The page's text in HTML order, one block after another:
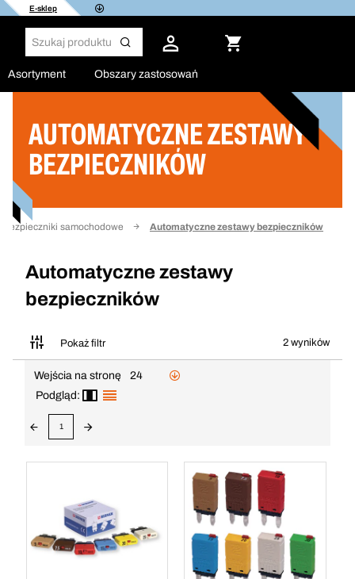
E-sklep
Asortyment Obszary zastosowań
AUTOMATYCZNE ZESTAWY
BEZPIECZNIKÓW
Bezpieczniki samochodowe Automatyczne zestawy bezpieczników
Automatyczne zestawy
bezpieczników
Pokaż filtr 2 wyników
Filtruj
Wejścia na stronę
24
Podgląd:
1